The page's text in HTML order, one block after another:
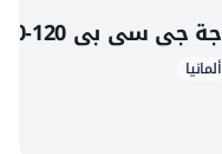
ألمانيا